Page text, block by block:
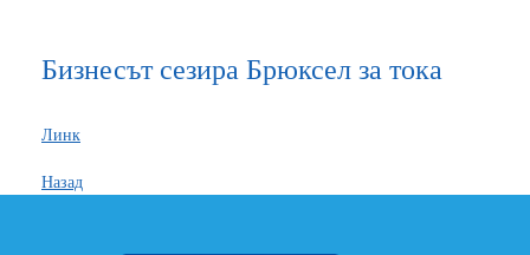
Бизнесът сезира Брюксел за тока
Линк
Назад